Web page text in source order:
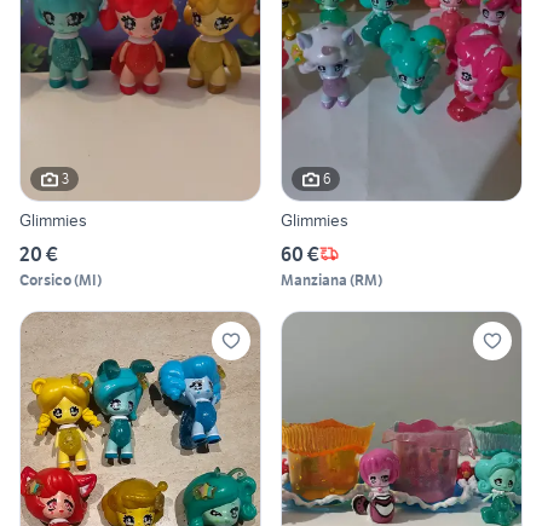
3
Glimmies
20 €
Corsico(MI)
6
Glimmies
60 €
Manziana (RM)